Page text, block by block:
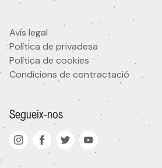
Avís legal
Política de privadesa
Política de cookies
Condicions de contractació
Segueix-nos
Si
Àrea d'interès
He llegit i accepto
la
Acepto rebre
Subscriure'm